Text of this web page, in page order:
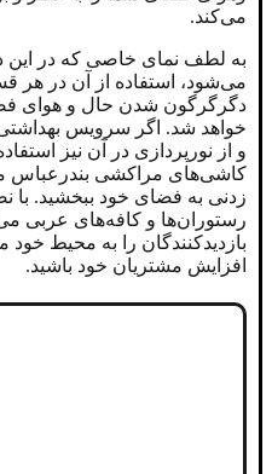
می‌کند.
به لطف نمای خاصی که در این
می‌شود، استفاده از آن در هر
دگرگرگون شدن حال و هوای
خواهد شد. اگر سرویس
و از نورپردازی در آن نیز
کاشی‌های مراکشی بندرعباس
زدنی به فضای خود ببخشید. با
رستوران‌ها و کافه‌های عربی
بازدیدکنندگان را به محیط
افزایش مشتریان خود باشید.